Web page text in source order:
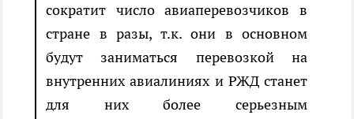
сократит число авиаперевозчиков в
стране в разы, т.к. они в основном
будут заниматься перевозкой на
внутренних авиалиниях и РЖД станет
для них более серьезным